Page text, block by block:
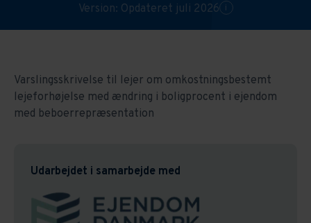
Version: Opdateret juli 2026
i
Varslingsskrivelse til lejer om omkostningsbestemt
lejeforhøjelse med ændring i boligprocent i ejendom
med beboerrepræsentation
Udarbejdet i samarbejde med